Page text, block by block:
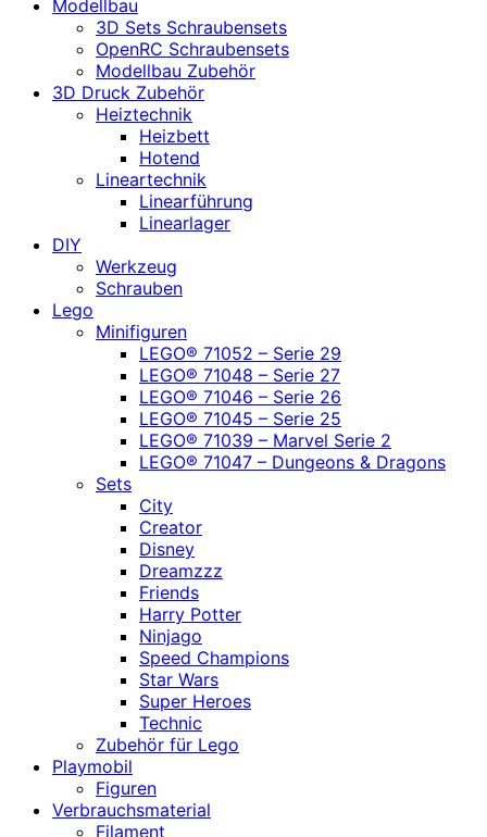
Modellbau
3D Sets Schraubensets
OpenRC Schraubensets
Modellbau Zubehör
3D Druck Zubehör
Heiztechnik
Heizbett
Hotend
Lineartechnik
Linearführung
Linearlager
DIY
Werkzeug
Schrauben
Lego
Minifiguren
LEGO® 71052 – Serie 29
LEGO® 71048 – Serie 27
LEGO® 71046 – Serie 26
LEGO® 71045 – Serie 25
LEGO® 71039 – Marvel Serie 2
LEGO® 71047 – Dungeons & Dragons
Sets
City
Creator
Disney
Dreamzzz
Friends
Harry Potter
Ninjago
Speed Champions
Star Wars
Super Heroes
Technic
Zubehör für Lego
Playmobil
Figuren
Verbrauchsmaterial
Filament